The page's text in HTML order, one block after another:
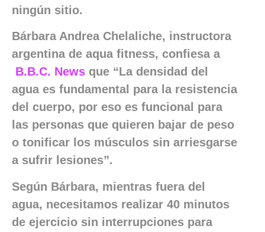
ningún sitio.
Bárbara Andrea Chelaliche, instructora
argentina de aqua fitness, confiesa a
B.B.C. News que “La densidad del
agua es fundamental para la resistencia
del cuerpo, por eso es funcional para
las personas que quieren bajar de peso
o tonificar los músculos sin arriesgarse
a sufrir lesiones”.
Según Bárbara, mientras fuera del
agua, necesitamos realizar 40 minutos
de ejercicio sin interrupciones para